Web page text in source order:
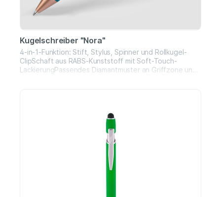
Kugelschreiber "Nora"
4-in-1-Funktion: Stift, Stylus, Spinner und Rollkugel-
ClipSchaft aus RABS-Kunststoff mit Soft-Touch-
LackierungPassendes Diamantmuster an Griffzone und